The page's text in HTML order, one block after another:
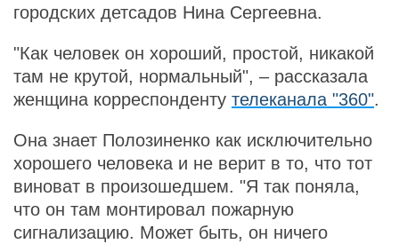
городских детсадов Нина Сергеевна.
"Как человек он хороший, простой, никакой
там не крутой, нормальный", – рассказала
женщина корреспонденту телеканала "360".
Она знает Полозиненко как исключительно
хорошего человека и не верит в то, что тот
виноват в произошедшем. "Я так поняла,
что он там монтировал пожарную
сигнализацию. Может быть, он ничего